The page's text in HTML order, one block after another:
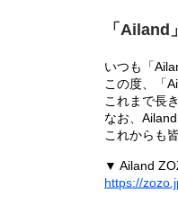
「Ailand
いつも「
この度、「
これまで長
なお、
これからも
▼ Ailand
https://